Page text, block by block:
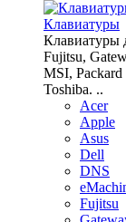
Клавиатуры
Клавиатуры
Fujitsu,
MSI, Packard
Toshiba. ..
Acer
Apple
Asus
Dell
DNS
Fujitsu